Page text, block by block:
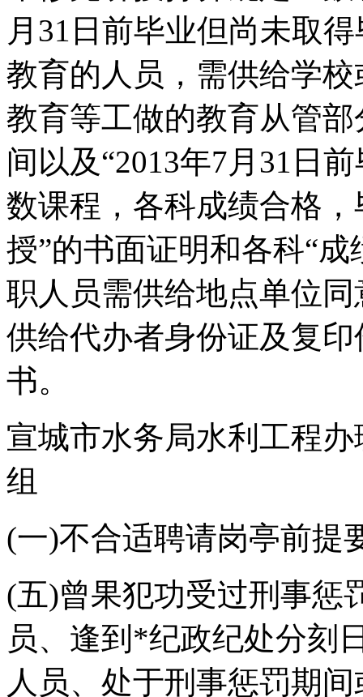
月31日前毕业但尚未取
教育的人员，需供给学
教育等工做的教育从管
间以及“2013年7月31日
数课程，各科成绩合格
授”的书面证明和各科“
职人员需供给地点单位
供给代办者身份证及复
书。
宣城市水务局水利工程
组
(一)不合适聘请岗亭前提
(五)曾果犯功受过刑事惩
员、逢到*纪政纪处分刻
人员、处于刑事惩罚期